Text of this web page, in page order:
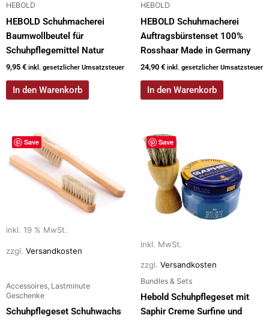
HEBOLD
HEBOLD Schuhmacherei
Baumwollbeutel für
Schuhpflegemittel Natur
9,95 € inkl. gesetzlicher Umsatzsteuer
In den Warenkorb
HEBOLD
HEBOLD Schuhmacherei
Auftragsbürstenset 100%
Rosshaar Made in Germany
24,90 € inkl. gesetzlicher Umsatzsteuer
In den Warenkorb
Save
inkl. 19 % MwSt.
zzgl. Versandkosten
Accessoires, Lastminute
Geschenke
Schuhpflegeset Schuhwachs
Save
inkl. MwSt.
zzgl. Versandkosten
Bundles & Sets
Hebold Schuhpflegeset mit
Saphir Creme Surfine und
Dieses
Produkt
weist
mehrere
Varianten
können
auf
der
Produktseite
gewählt